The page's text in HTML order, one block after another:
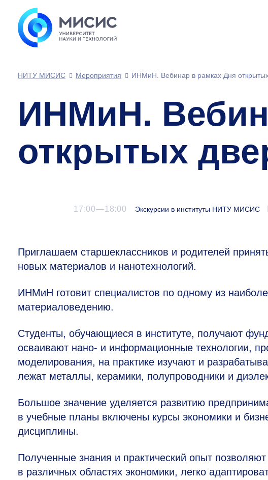
НИТУ МИСИС
Мероприятия ИНМиН. Вебинар в рамках Дня
ИНМиН.
открытых
17:00—18:00 Экскурсии в институты НИТУ МИСИС
Приглашаем старшеклассников и родителей
новых материалов и нанотехнологий.
ИНМиН готовит специалистов по одному из
материаловедению.
Студенты, обучающиеся в институте, получают
осваивают нано- и информационные технологии,
моделирования, на практике изучают и
лежат металлы, керамики, полупроводники и
Большое значение уделяется развитию
в учебные планы включены курсы экономики и
дисциплины.
Полученные знания и практический опыт
в различных областях экономики, легко